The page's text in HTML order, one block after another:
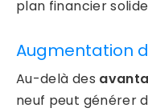
plan financier
Augmentation
Au-delà des
neuf peut générer